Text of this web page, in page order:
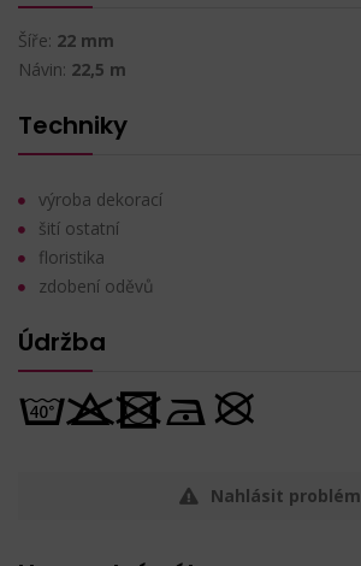
Šíře: 22 mm
Návin: 22,5 m
Techniky
výroba dekorací
šití ostatní
floristika
zdobení oděvů
Údržba
Nahlásit problém